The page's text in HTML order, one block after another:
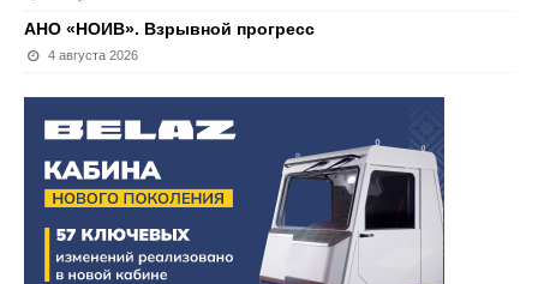
АНО «НОИВ». Взрывной прогресс
4 августа 2026